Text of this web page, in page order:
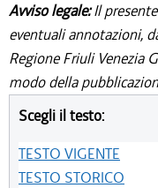
Avviso legale:Il
eventuali annotazioni,
Regione Friuli Venezia
modo della
Scegli il testo:
TESTO VIGENTE
TESTO STORICO